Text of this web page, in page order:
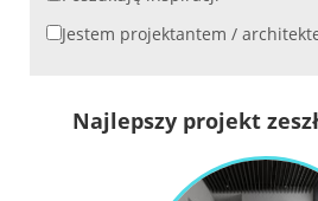
Jestem projektantem /
Najlepszy projekt